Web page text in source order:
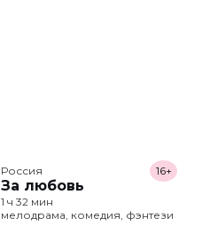
Россия
За любовь
16+
1 ч 32 мин
мелодрама, комедия, фэнтези